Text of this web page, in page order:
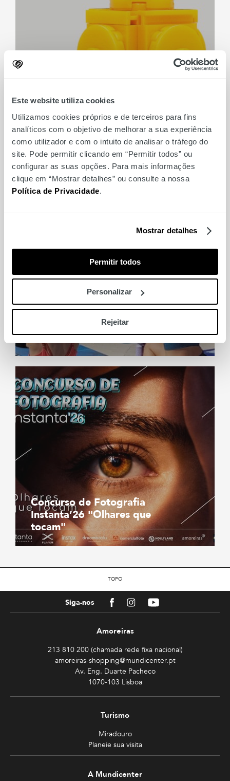
Este website utiliza cookies
Utilizamos cookies próprios e de terceiros para fins
analíticos com o objetivo de melhorar a sua experiência
como utilizador e com o intuito de analisar o tráfego do
site. Pode permitir clicando em “Permitir todos” ou
configurar as suas opções. Para mais informações
clique em “Mostrar detalhes” ou consulte a nossa
Política de Privacidade.
Mostrar detalhes
Permitir todos
Personalizar
Rejeitar
Make & Take Troféu
Mundial FNAC
Yoga no Ponto Alto de
Lisboa
Concurso de Fotografia
Instanta’26 "Olhares que
tocam"
TOPO
Siga-nos FacebookInstagramYoutube
Amoreiras
213 810 200 (chamada rede fixa nacional)
amoreiras-shopping@mundicenter.pt
Av. Eng. Duarte Pacheco
1070-103 Lisboa
Turismo
Miradouro
Planeie sua visita
A Mundicenter